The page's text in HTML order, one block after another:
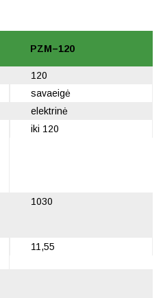
PZM–120
120
savaeigė
elektrinė
iki 120
1030
11,55